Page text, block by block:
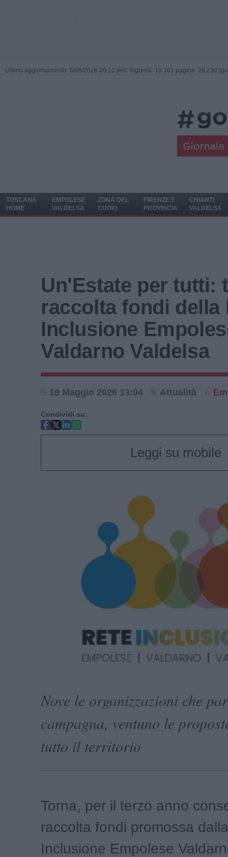
Ultimo aggiornamento: 6/08/2026 20:12 | ieri: Ingressi: 19.161 pagine: 28.230
TOSCANA
HOME
EMPOLESE
VALDELSA
ZONA DEL
CUOIO
FIRENZE E
PROVINCIA
CHIANTI
VALDELSA
Un'Estate per tutti:
raccolta fondi della
Inclusione
Valdarno Valdelsa
18 Maggio 2026 13:04 Attualità
Condividi su:
Leggi su mobile
Nove le organizzazioni che
campagna, ventuno le
tutto il territorio
Torna, per il terzo anno
raccolta fondi promossa
Inclusione Empolese